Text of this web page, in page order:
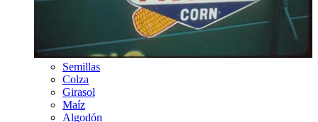
Semillas
Colza
Girasol
Maíz
Algodón